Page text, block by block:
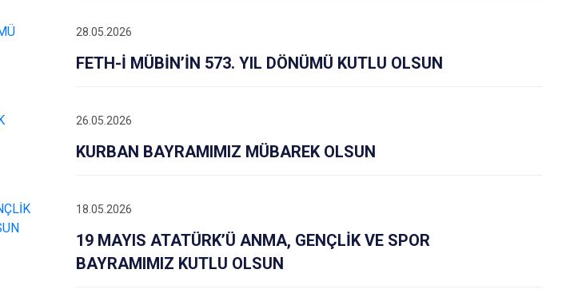
28.05.2026
FETH-İ MÜBİN’İN 573. YIL DÖNÜMÜ KUTLU OLSUN
26.05.2026
KURBAN BAYRAMIMIZ MÜBAREK OLSUN
18.05.2026
19 MAYIS ATATÜRK’Ü ANMA, GENÇLİK VE SPOR
BAYRAMIMIZ KUTLU OLSUN